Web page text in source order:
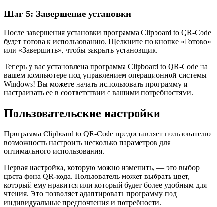
Шаг 5: Завершение установки
После завершения установки программа Clipboard to QR-Code
будет готова к использованию. Щелкните по кнопке «Готово»
или «Завершить», чтобы закрыть установщик.
Теперь у вас установлена программа Clipboard to QR-Code на
вашем компьютере под управлением операционной системы
Windows! Вы можете начать использовать программу и
настраивать ее в соответствии с вашими потребностями.
Пользовательские настройки
Программа Clipboard to QR-Code предоставляет пользователю
возможность настроить несколько параметров для
оптимального использования.
Первая настройка, которую можно изменить, — это выбор
цвета фона QR-кода. Пользователь может выбрать цвет,
который ему нравится или который будет более удобным для
чтения. Это позволяет адаптировать программу под
индивидуальные предпочтения и потребности.